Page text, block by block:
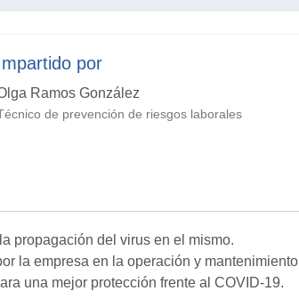
por
Ramos González
de prevención de riesgos laborales
propagación del virus en el mismo.
la empresa en la operación y mantenimiento
una mejor protección frente al COVID-19.